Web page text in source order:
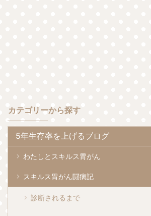
カテゴリーから探す
5年生存率を上げるブログ
わたしとスキルス胃がん
スキルス胃がん闘病記
診断されるまで